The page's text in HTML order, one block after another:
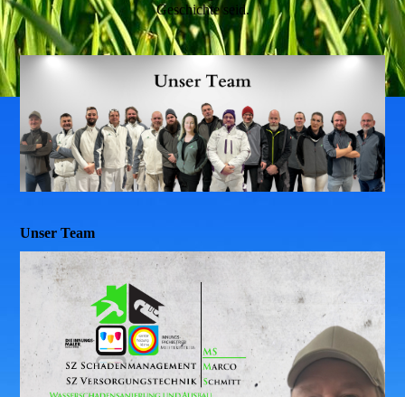
Geschichte seid.
Unser Team